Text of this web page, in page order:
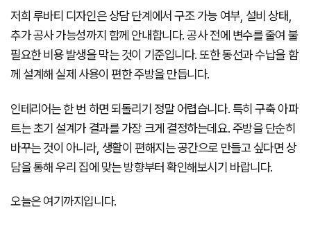
저희 루바티 디자인은 상담 단계에서 구조 가능 여부, 설비 상태,
추가 공사 가능성까지 함께 안내합니다. 공사 전에 변수를 줄여 불
필요한 비용 발생을 막는 것이 기준입니다. 또한 동선과 수납을 함
께 설계해 실제 사용이 편한 주방을 만듭니다.
인테리어는 한 번 하면 되돌리기 정말 어렵습니다. 특히 구축 아파
트는 초기 설계가 결과를 가장 크게 결정하는데요. 주방을 단순히
바꾸는 것이 아니라, 생활이 편해지는 공간으로 만들고 싶다면 상
담을 통해 우리 집에 맞는 방향부터 확인해보시기 바랍니다.
오늘은 여기까지입니다.